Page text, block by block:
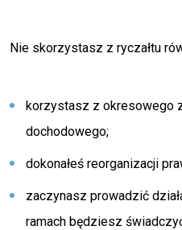
Nie skorzystasz z ryczałtu
korzystasz z okresowego
dochodowego;
dokonałeś reorganizacji
zaczynasz prowadzić
ramach będziesz